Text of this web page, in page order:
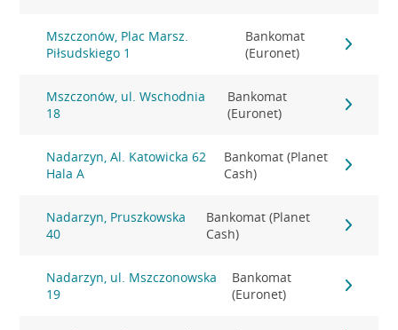
Mszczonów, Plac Marsz.
Piłsudskiego 1
Bankomat
(Euronet)
Mszczonów, ul. Wschodnia
18
Bankomat
(Euronet)
Nadarzyn, Al. Katowicka 62
Hala A
Bankomat (Planet
Cash)
Nadarzyn, Pruszkowska
40
Bankomat (Planet
Cash)
Nadarzyn, ul. Mszczonowska
19
Bankomat
(Euronet)